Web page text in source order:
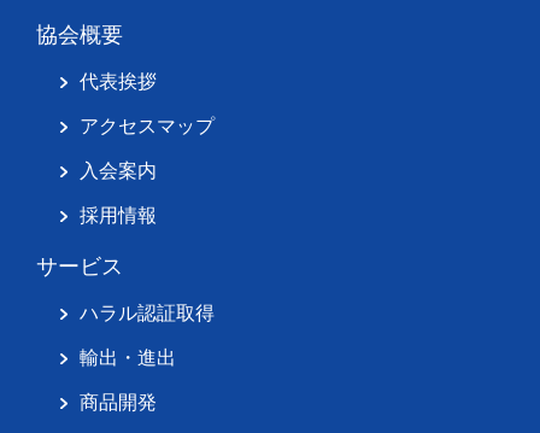
協会概要
代表挨拶
アクセスマップ
入会案内
採用情報
サービス
ハラル認証取得
輸出・進出
商品開発